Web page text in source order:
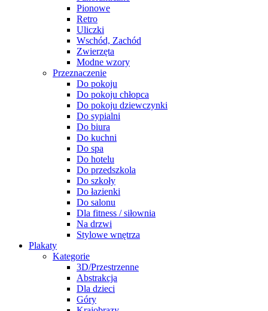
Pionowe
Retro
Uliczki
Wschód, Zachód
Zwierzęta
Modne wzory
Przeznaczenie
Do pokoju
Do pokoju chłopca
Do pokoju dziewczynki
Do sypialni
Do biura
Do kuchni
Do spa
Do hotelu
Do przedszkola
Do szkoły
Do łazienki
Do salonu
Dla fitness / siłownia
Na drzwi
Stylowe wnętrza
Plakaty
Kategorie
3D/Przestrzenne
Abstrakcja
Dla dzieci
Góry